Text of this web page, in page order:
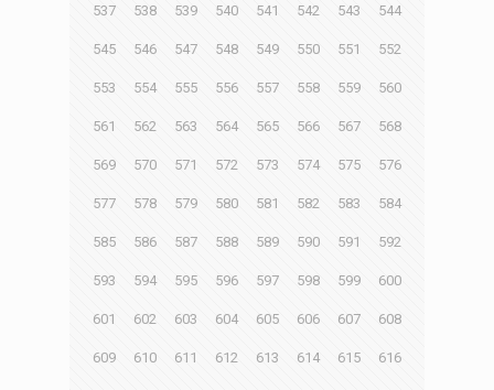
537 538 539 540 541 542 543 544
545 546 547 548 549 550 551 552
553 554 555 556 557 558 559 560
561 562 563 564 565 566 567 568
569 570 571 572 573 574 575 576
577 578 579 580 581 582 583 584
585 586 587 588 589 590 591 592
593 594 595 596 597 598 599 600
601 602 603 604 605 606 607 608
609 610 611 612 613 614 615 616